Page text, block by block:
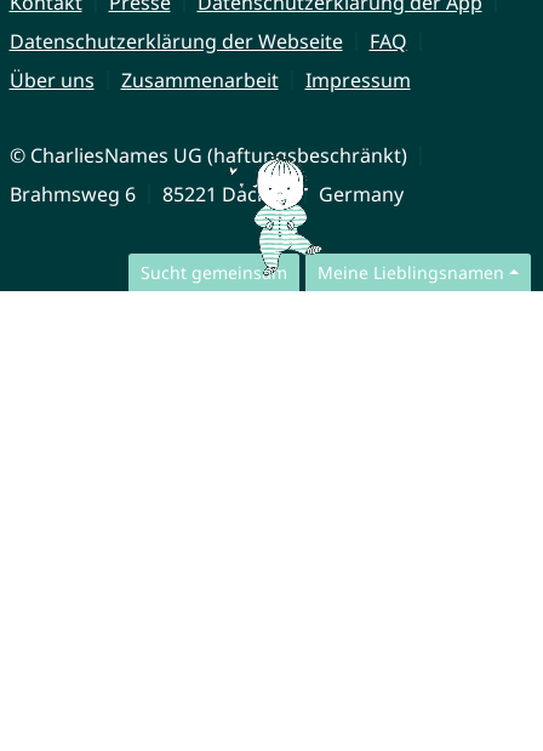
Sucht gemeinsam Meine Lieblingsnamen
Datenschutzerklärung der Webseite
FAQ
Über uns
Zusammenarbeit Impressum
© CharliesNames UG (haftungsbeschränkt)
Brahmsweg 6
85221 Dachau Germany